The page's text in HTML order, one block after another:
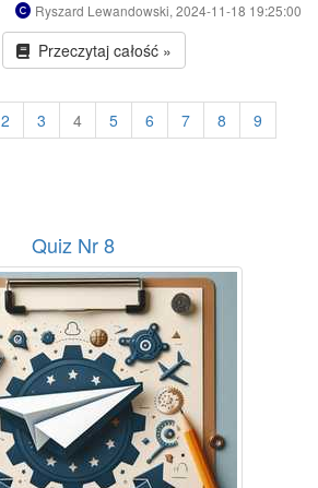
Ryszard Lewandowski, 2024-11-18 19:25:00
Przeczytaj całość »
2 3 4 5 6 7 8
9
Quiz Nr 8